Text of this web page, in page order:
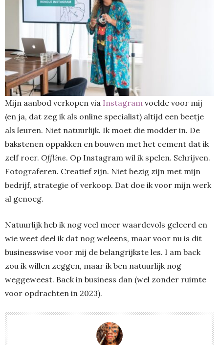
Mijn aanbod verkopen via Instagram voelde voor mij
(en ja, dat zeg ik als online specialist) altijd een beetje
als leuren. Niet natuurlijk. Ik moet die modder in. De
bakstenen oppakken en bouwen met het cement dat ik
zelf roer. Offline. Op Instagram wil ik spelen. Schrijven.
Fotograferen. Creatief zijn. Niet bezig zijn met mijn
bedrijf, strategie of verkoop. Dat doe ik voor mijn werk
al genoeg.
Natuurlijk heb ik nog veel meer waardevols geleerd en
wie weet deel ik dat nog weleens, maar voor nu is dit
businesswise voor mij de belangrijkste les. I am back
zou ik willen zeggen, maar ik ben natuurlijk nog
weggeweest. Back in business dan (wel zonder ruimte
voor opdrachten in 2023).